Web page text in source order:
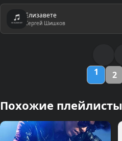
Елизавете
Сергей Шишков
1 2
Похожие плейлисты